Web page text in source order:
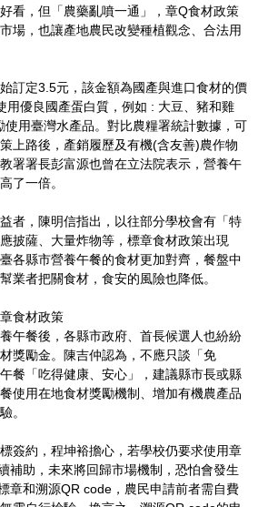
看，但「農藥亂噴一通」，章Q食材政策
場，也讓產地農民改變種植觀念、合法用
訂定3.5元，該金額為國產與進口食材的價
用優良國產蛋白質，例如 : 大豆、豬和雞
使用臺灣水產品。對比農糧署統計數據，可
上路後，產銷履歷及有機(含友善)農作物
署署長彭富源也曾在立法院表示，營養午
了一倍。
者，陳明信指出，以往部分學校會有「特
披薩、大量炸物等，標章食材政策出現
各縣市營養午餐的食材更加對齊，餐盤中
業者把關食材，食安的風險也降低。
食材政策
午餐後，各縣市政府、首長候選人也紛紛
獎勵金。陳吉仲認為，不應只談「免
餐「吃得健康、安心」，建議縣市長或縣
使用在地食材獎勵機制、增加有機農產品
。
簽約，程坤裕擔心，若學校仍要求使用章
補助，未來將回歸市場機制，恐怕會發生
章和溯源QR code，農民申請前者需自費